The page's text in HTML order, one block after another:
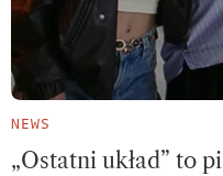
NEWS
„Ostatni układ” to